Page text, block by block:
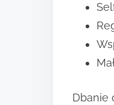
Dbanie